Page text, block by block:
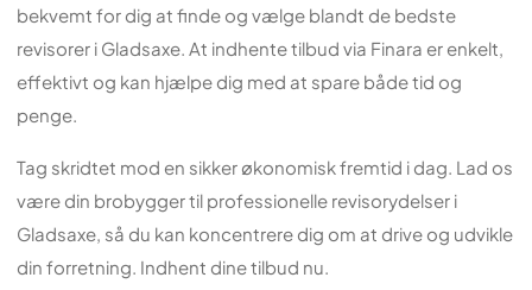
bekvemt for dig at finde og vælge blandt de bedste
revisorer i Gladsaxe. At indhente tilbud via Finara er enkelt,
effektivt og kan hjælpe dig med at spare både tid og
penge.
Tag skridtet mod en sikker økonomisk fremtid i dag. Lad os
være din brobygger til professionelle revisorydelser i
Gladsaxe, så du kan koncentrere dig om at drive og udvikle
din forretning. Indhent dine tilbud nu.